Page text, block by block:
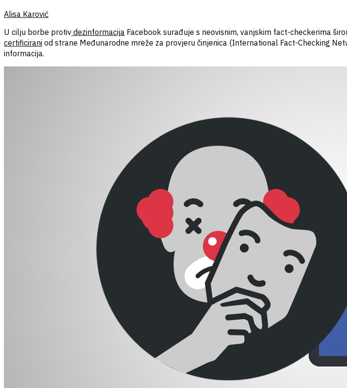
Alisa Karović
U cilju borbe protiv dezinformacija Facebook surađuje s neovisnim, vanjskim fact-checkerima
certificirani od strane Međunarodne mreže za provjeru činjenica (International Fact-Checking
informacija.